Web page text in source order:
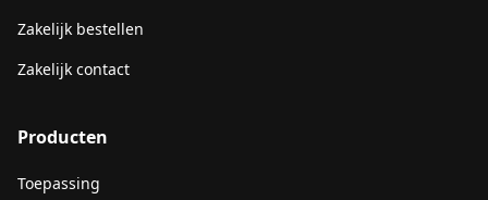
Zakelijk bestellen
Zakelijk contact
Producten
Toepassing